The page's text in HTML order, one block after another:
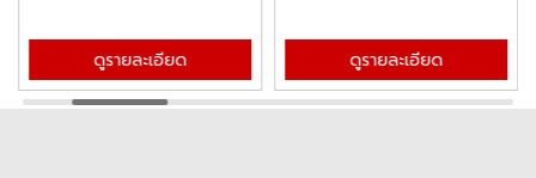
ดูรายละเอียด ดูรายละเอียด